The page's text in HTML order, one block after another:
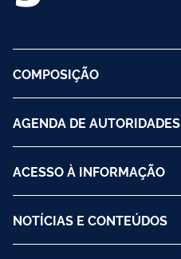
COMPOSIÇÃO
AGENDA DE AUTORIDADES
ACESSO À INFORMAÇÃO
NOTÍCIAS E CONTEÚDOS